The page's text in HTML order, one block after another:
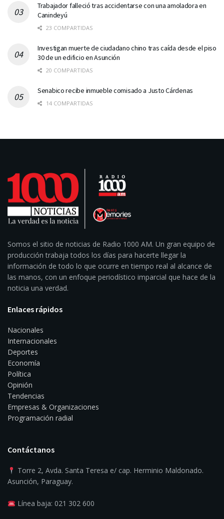
Trabajador falleció tras accidentarse con una amoladora en
Canindeyú
23 COMPARTIDAS
Investigan muerte de ciudadano chino tras caída desde el piso
30 de un edificio en Asunción
20 COMPARTIDAS
Senabico recibe inmueble comisado a Justo Cárdenas
14 COMPARTIDAS
Somos el sitio de noticias de Radio 1000 AM. Un gran equipo de
producción trabaja todos los días para hacerte llegar la
información de todo lo que ocurre en tiempo real al alcance de
las manos, con un enfoque periodístico imparcial que hace de la
noticia una verdad.
Enlaces rápidos
Nacionales
Internacionales
Deportes
Economía
Política
Opinión
Tendencias
Empresas & Organizaciones
Programación radial
Contáctanos
Torre 2, Avda. Santa Teresa e/ cap. Herminio Maldonado.
Asunción, Paraguay.
Línea baja: 021 302 600